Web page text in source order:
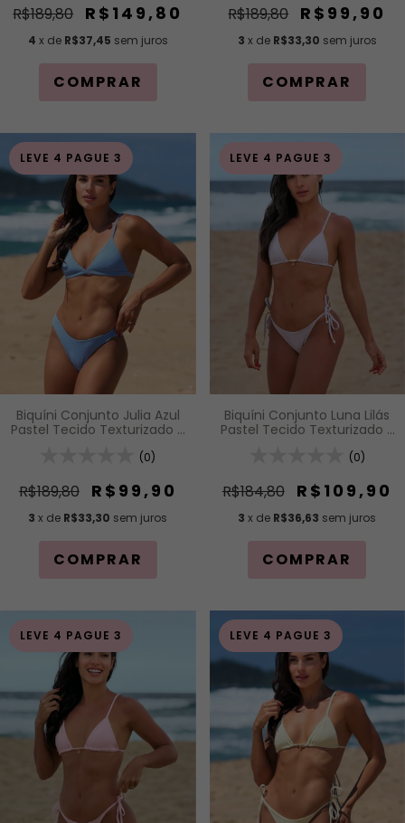
Delta Fio Duplo (Efeito
Levanta)
R$189,80 R$149,80
4 x de R$37,45 sem juros
COMPRAR
Levanta)
R$189,80 R$99,90
3 x de R$33,30 sem juros
COMPRAR
LEVE 4 PAGUE 3
Biquíni Conjunto Julia Azul
Pastel Tecido Texturizado -
Bojo Removível e Calcinha
Levanta)
(0)
R$189,80 R$99,90
3 x de R$33,30 sem juros
COMPRAR
LEVE 4 PAGUE 3
Biquíni Conjunto Luna Lilás
Pastel Tecido Texturizado -
Removível e Calcinha de
Lateral
(0)
R$184,80 R$109,90
3 x de R$36,63 sem juros
COMPRAR
LEVE 4 PAGUE 3 LEVE 4 PAGUE 3